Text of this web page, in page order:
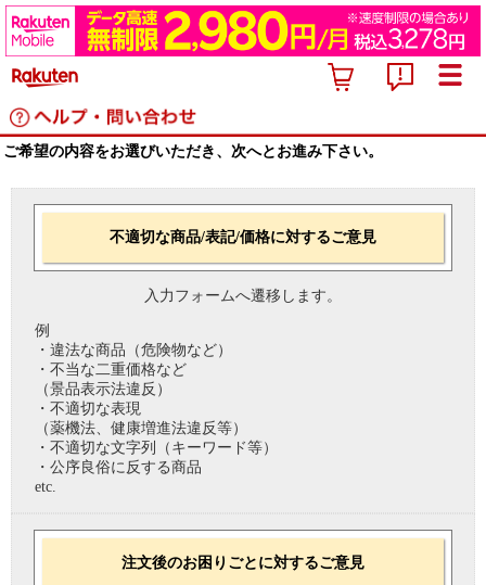
ご希望の内容をお選びいただき、次へとお進み下さい。
不適切な商品/表記/価格に対するご意見
入力フォームへ遷移します。
例
・違法な商品（危険物など）
・不当な二重価格など
（景品表示法違反）
・不適切な表現
（薬機法、健康増進法違反等）
・不適切な文字列（キーワード等）
・公序良俗に反する商品
etc.
注文後のお困りごとに対するご意見